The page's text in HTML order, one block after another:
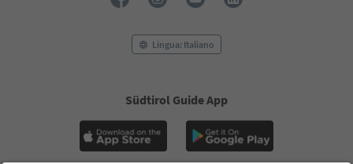
Lingua: Italiano
Südtirol Guide App